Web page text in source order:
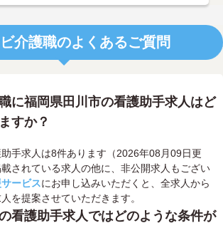
介護職のよくあるご質問
に福岡県田川市の看護助手求人はど
すか？
手求人は8件あります（2026年08月09日更
されている求人の他に、非公開求人もござい
ービスにお申し込みいただくと、全求人から
を提案させていただきます。
看護助手求人ではどのような条件が